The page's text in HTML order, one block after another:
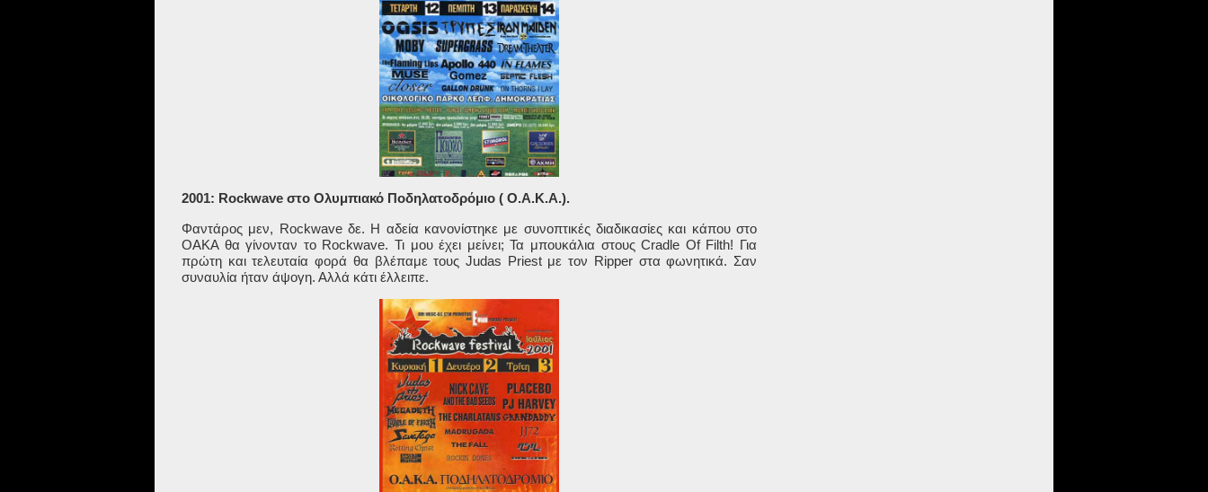
2001: Rockwave στο Ολυμπιακό Ποδηλατοδρόμιο ( Ο.Α.Κ.Α.).
Φαντάρος μεν, Rockwaveδε. Η αδεία κανονίστηκε με συνοπτικές διαδικασίες και κάπου στο
ΟΑΚΑ θα γίνονταν το Rockwave. Τι μου έχει μείνει; Τα μπουκάλια στουςCradle Of Filth! Για
πρώτη και τελευταία φορά θα βλέπαμε τους Judas Priestμε τον Ripperστα φωνητικά. Σαν
συναυλία ήταν άψογη. Αλλά κάτι έλλειπε.